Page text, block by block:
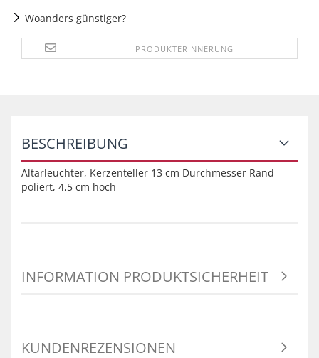
Woanders günstiger?
PRODUKTERINNERUNG
BESCHREIBUNG
Altarleuchter, Kerzenteller 13 cm Durchmesser Rand
poliert, 4,5 cm hoch
INFORMATION PRODUKTSICHERHEIT
KUNDENREZENSIONEN